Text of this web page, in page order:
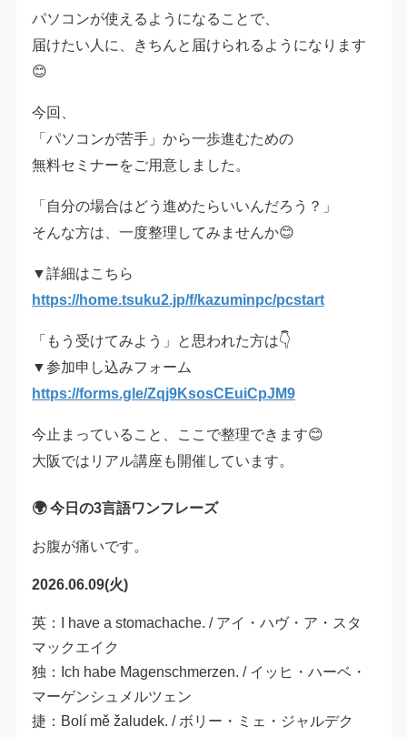
パソコンが使えるようになることで、
届けたい人に、きちんと届けられるようになります
😊
今回、
「パソコンが苦手」から一歩進むための
無料セミナーをご用意しました。
「自分の場合はどう進めたらいいんだろう？」
そんな方は、一度整理してみませんか😊
▼詳細はこちら
https://home.tsuku2.jp/f/kazuminpc/pcstart
「もう受けてみよう」と思われた方は👇
▼参加申し込みフォーム
https://forms.gle/Zqj9KsosCEuiCpJM9
今止まっていること、ここで整理できます😊
大阪ではリアル講座も開催しています。
🌍 今日の3言語ワンフレーズ
お腹が痛いです。
2026.06.09(火)
英：I have a stomachache. / アイ・ハヴ・ア・スタ
マックエイク
独：Ich habe Magenschmerzen. / イッヒ・ハーベ・
マーゲンシュメルツェン
捷：Bolí mě žaludek. / ボリー・ミェ・ジャルデク